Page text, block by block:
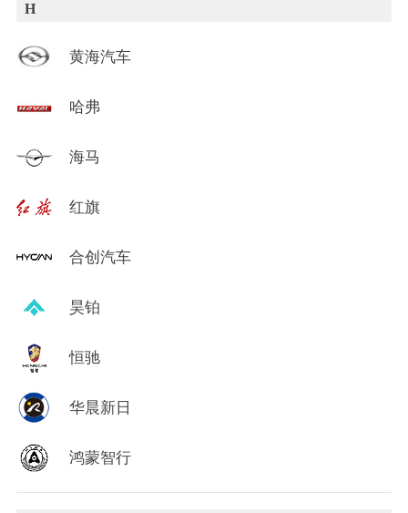
H
黄海汽车
哈弗
海马
红旗
合创汽车
昊铂
恒驰
华晨新日
鸿蒙智行